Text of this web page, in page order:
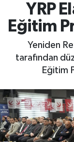
YRP
Eğitim
Yeniden
tarafından
Eğitim
DÜNYA
EKONOMİ
GENEL
GÜNDEM
Tüm
Son Dakika
Haber Arşivi